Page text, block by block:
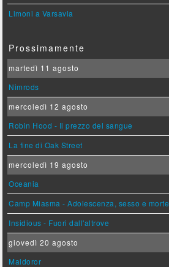
Limoni a Varsavia
Prossimamente
martedì 11 agosto
Nimrods
mercoledì 12 agosto
Robin Hood - Il prezzo del sangue
La fine di Oak Street
mercoledì 19 agosto
Oceania
Camp Miasma - Adolescenza, sesso e morte
Insidious - Fuori dall'altrove
giovedì 20 agosto
Maldoror